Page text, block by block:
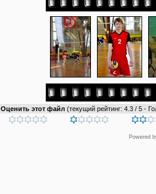
Оценить этот файл (текущий рейтинг: 4.3 / 5 -
Powered